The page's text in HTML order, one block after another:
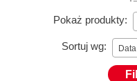
Pokaż produkty:
Sortuj wg: